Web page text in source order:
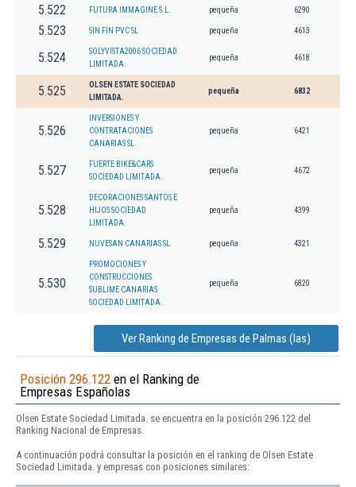
5.522 FUTURA IMMAGINE S.L. pequeña 6290
5.523 SIN FIN PVC SL pequeña 4613
5.524
SOLYVISTA2006 SOCIEDAD
LIMITADA.
pequeña 4618
5.525
OLSEN ESTATE SOCIEDAD
LIMITADA.
pequeña 6832
5.526
INVERSIONES Y
CONTRATACIONES
CANARIAS SL
pequeña 6421
5.527
FUERTE BIKE&CARS
SOCIEDAD LIMITADA.
pequeña 4672
5.528
DECORACIONES SANTOS E
HIJOS SOCIEDAD
LIMITADA.
pequeña 4399
5.529 NUVESAN CANARIAS SL pequeña 4321
5.530
PROMOCIONES Y
CONSTRUCCIONES
SUBLIME CANARIAS
SOCIEDAD LIMITADA.
pequeña 6820
Ver Ranking de Empresas de Palmas (las)
Posición 296.122 en el Ranking de
Empresas Españolas
Olsen Estate Sociedad Limitada. se encuentra en la posición 296.122 del
Ranking Nacional de Empresas.
A continuación podrá consultar la posición en el ranking de Olsen Estate
Sociedad Limitada. y empresas con posiciones similares: